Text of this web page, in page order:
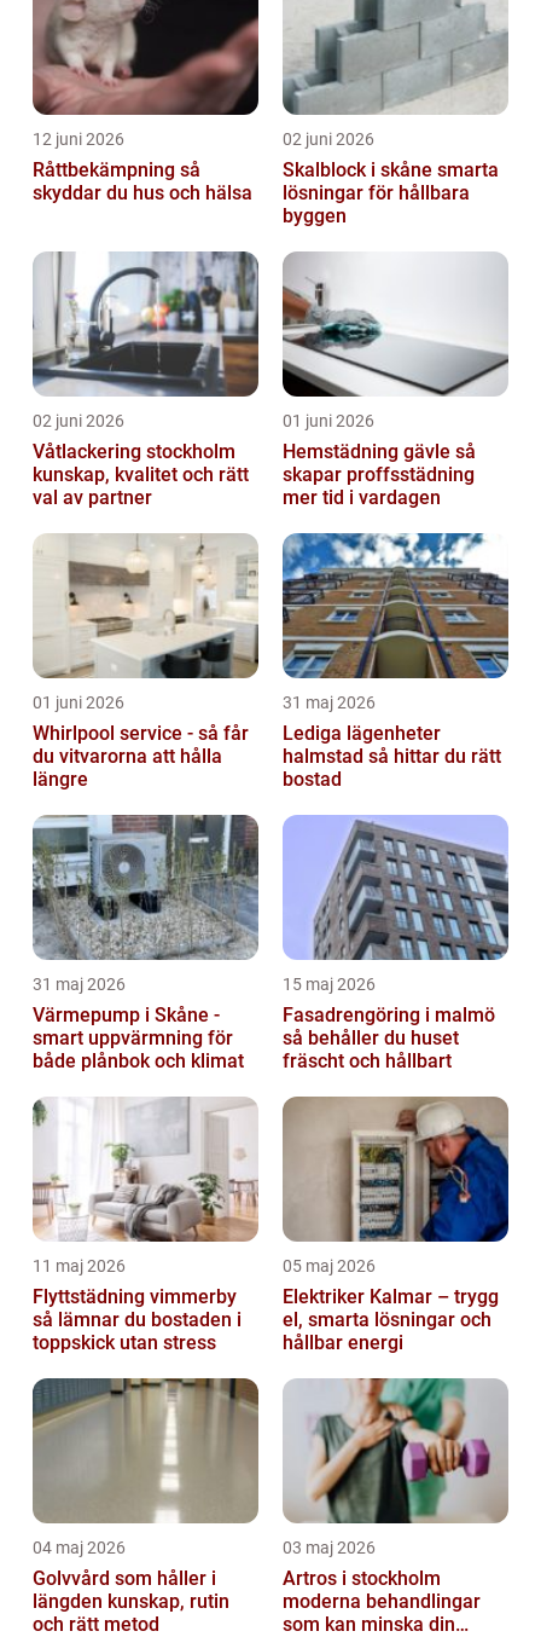
12 juni 2026
Råttbekämpning så
skyddar du hus och hälsa
02 juni 2026
Skalblock i skåne smarta
lösningar för hållbara
byggen
02 juni 2026
Våtlackering stockholm
kunskap, kvalitet och rätt
val av partner
01 juni 2026
Hemstädning gävle så
skapar proffsstädning
mer tid i vardagen
01 juni 2026
Whirlpool service - så får
du vitvarorna att hålla
längre
31 maj 2026
Lediga lägenheter
halmstad så hittar du rätt
bostad
31 maj 2026
Värmepump i Skåne -
smart uppvärmning för
både plånbok och klimat
15 maj 2026
Fasadrengöring i malmö
så behåller du huset
fräscht och hållbart
11 maj 2026
Flyttstädning vimmerby
så lämnar du bostaden i
toppskick utan stress
05 maj 2026
Elektriker Kalmar – trygg
el, smarta lösningar och
hållbar energi
04 maj 2026
Golvvård som håller i
längden kunskap, rutin
och rätt metod
03 maj 2026
Artros i stockholm
moderna behandlingar
som kan minska din